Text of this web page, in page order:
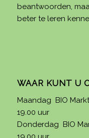
beantwoorden,
beter te leren
WAAR KUNT U
Maandag BIO
19.00 uur
Donderdag BIO